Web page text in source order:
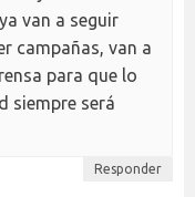
van a seguir
campañas, van a
para que lo
siempre será
Responder